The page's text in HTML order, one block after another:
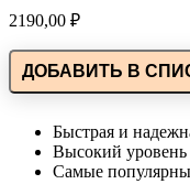
2190,00 ₽
ДОБАВИТЬ В
Быстрая и
Высокий уровень
Самые